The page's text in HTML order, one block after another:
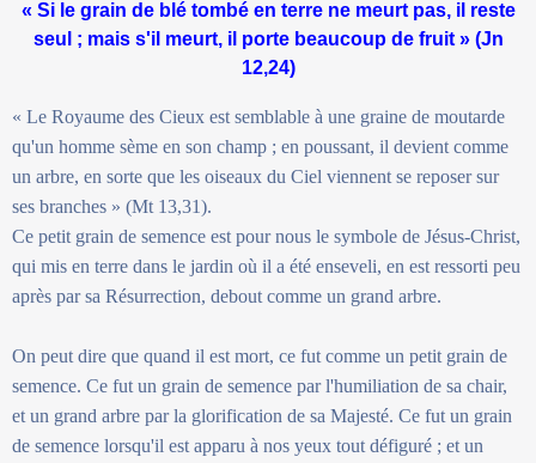
« Si le grain de blé tombé en terre ne meurt pas, il reste
seul ; mais s'il meurt, il porte beaucoup de fruit » (Jn
12,24)
« Le Royaume des Cieux est semblable à une graine de moutarde
qu'un homme sème en son champ ; en poussant, il devient comme
un arbre, en sorte que les oiseaux du Ciel viennent se reposer sur
ses branches » (Mt 13,31).
Ce petit grain de semence est pour nous le symbole de Jésus-Christ,
qui mis en terre dans le jardin où il a été enseveli, en est ressorti peu
après par sa Résurrection, debout comme un grand arbre.
On peut dire que quand il est mort, ce fut comme un petit grain de
semence. Ce fut un grain de semence par l'humiliation de sa chair,
et un grand arbre par la glorification de sa Majesté. Ce fut un grain
de semence lorsqu'il est apparu à nos yeux tout défiguré ; et un